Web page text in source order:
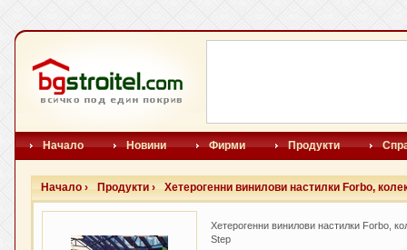
Начало Новини Фирми Продукти
Начало › Продукти › Хетерогенни винилови настилки Forbo,
Хетерогенни винилови настилки Forbo,
Step